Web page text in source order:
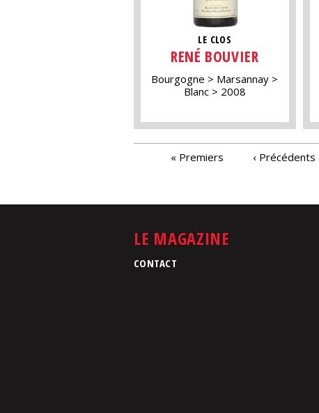
LE CLOS
RENÉ BOUVIER
Bourgogne
Marsannay
Blanc
2008
PAGES« Premiers ‹ Précédents
LE MAGAZINE
CONTACT